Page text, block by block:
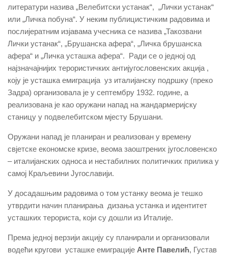
литератури назива „Велебитски устанак“, „Лички устанак“
или „Личка побуна“. У неким публицистичким радовима и
послијератним изјавама учесника се назива „Такозвани
Лички устанак“, „Брушанска афера“, „Личка брушанска
афера“ и „Личка усташка афера“. Ради се о једној од
најзначајнијих терористичких антијугословенских акција ,
коју је усташка емиграција уз италијанску подршку (преко
Задра) организовала је у септембру 1932. године, а
реализована је као оружани напад на жандармеријску
станицу у подвелебитском мјесту Брушани.
Оружани напад је планиран и реализован у времену
свјетске економске кризе, веома заоштрених југословенско
– италијанских односа и нестабилних политичких прилика у
самој Краљевини Југославији.
У досадашњим радовима о том устанку веома је тешко
утврдити начин планирања дизања устанка и идентитет
усташких терориста, који су дошли из Италије.
Према једној верзији акцију су планирали и организовали
водећи кругови усташке емиграције Анте Павелић, Густав